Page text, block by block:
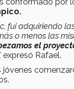
conformado por
fui adquiriendo
o menos las
el
expresó Rafael.
jóvenes